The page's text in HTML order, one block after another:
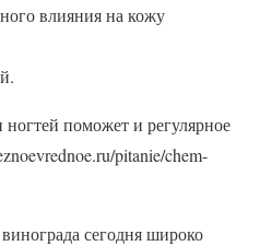
влияния на кожу
поможет и регулярное
pitanie/chem-
сегодня широко